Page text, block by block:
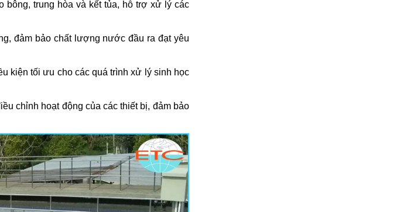
bông, trung hòa và kết tủa, hỗ trợ xử lý các
đảm bảo chất lượng nước đầu ra đạt yêu
kiện tối ưu cho các quá trình xử lý sinh học
chỉnh hoạt động của các thiết bị, đảm bảo